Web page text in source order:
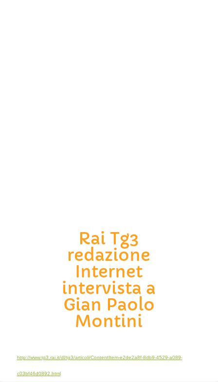
Rai Tg3
redazione
Internet
intervista a
Gian Paolo
Montini
http://www.tg3.rai.it/dl/tg3/articoli/ContentItem-e2de2a8f-8db9-4529-a089-
c03bf46d0892.html